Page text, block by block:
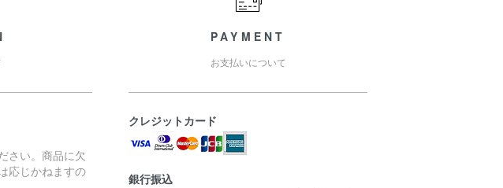
さい。商品に欠
応じかねますの
PAYMENT
お支払いについて
クレジットカード
銀行振込